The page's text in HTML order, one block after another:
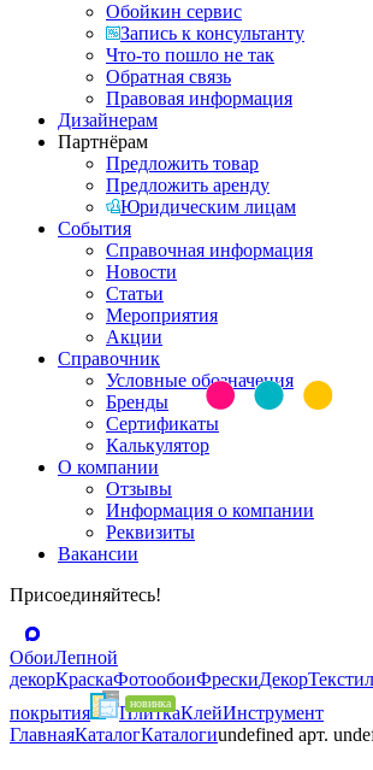
Обойкин сервис
Запись к консультанту
Что-то пошло не так
Обратная связь
Правовая информация
Дизайнерам
Партнёрам
Предложить товар
Предложить аренду
Юридическим лицам
События
Справочная информация
Новости
Статьи
Мероприятия
Акции
Справочник
Условные обозначения
Бренды
Сертификаты
Калькулятор
О компании
Отзывы
Информация о компании
Реквизиты
Вакансии
Присоединяйтесь!
ОбоиЛепной
декорКраскаФотообоиФрескиДекор
покрытия
ПлиткаКлейИнструмент
ГлавнаяКаталогКаталогиundefined арт.